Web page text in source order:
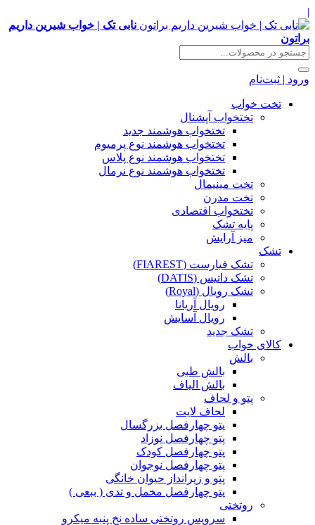
|
نابی تک | خواب شیرین داریم
براتون
ورود | ثبت‌نام
تخت خواب
تختخواب آپشنال
تختخواب هوشمند جدید
تختخواب هوشمند نوع پرمیوم
تختخواب هوشمند نوع پلاس
تختخواب هوشمند نوع نرمال
تخت مینیمال
تخت مدرن
تختخواب اقتصادی
پایه تشک
میز آرایش
تشک
تشک فیارست (FIAREST)
تشک داتیس (DATIS)
تشک رویال (Royal)
رویال آریانا
رویال آسایش
تشک جدید
کالای خواب
بالش
بالش طبی
بالش الیاف
پتو و لحاف
لحاف لایت
پتو چهارفصل بزرگسال
پتو چهارفصل نوزاد
پتو چهارفصل کودک
پتو چهارفصل نوجوان
پتو و زیرانداز حیوان خانگی
پتو چهارفصل مخمل و تدی ( ببعی )
روتختی
سرویس روتختی ساده نخ پنبه میکرو